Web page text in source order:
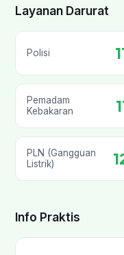
Layanan Darurat
Polisi
Pemadam
Kebakaran
PLN (Gangguan
Listrik)
Info Praktis